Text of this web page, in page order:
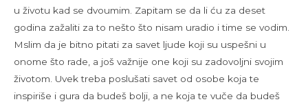
u životu kad se dvoumim. Zapitam se da li ću za deset
godina zažaliti za to nešto što nisam uradio i time se vodim.
Mslim da je bitno pitati za savet ljude koji su uspešni u
onome što rade, a još važnije one koji su zadovoljni svojim
životom. Uvek treba poslušati savet od osobe koja te
inspiriše i gura da budeš bolji, a ne koja te vuče da budeš